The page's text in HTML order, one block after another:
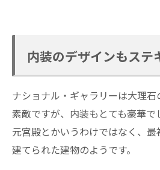
内装のデザインもステ
ナショナル・ギャラリーは大理
素敵ですが、内装もとても豪華で
元宮殿とかいうわけではなく、
建てられた建物のようです。